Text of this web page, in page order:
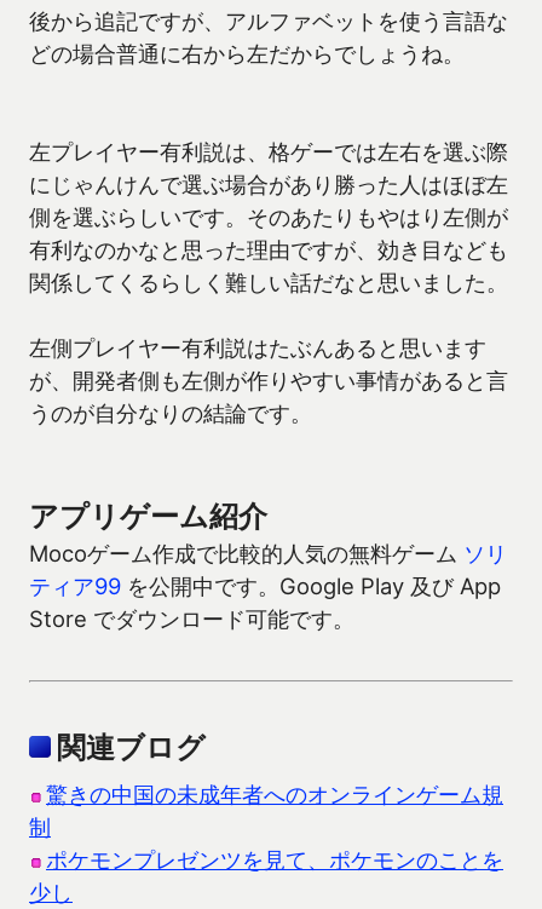
後から追記ですが、アルファベットを使う言語な
どの場合普通に右から左だからでしょうね。
左プレイヤー有利説は、格ゲーでは左右を選ぶ際
にじゃんけんで選ぶ場合があり勝った人はほぼ左
側を選ぶらしいです。そのあたりもやはり左側が
有利なのかなと思った理由ですが、効き目なども
関係してくるらしく難しい話だなと思いました。
左側プレイヤー有利説はたぶんあると思います
が、開発者側も左側が作りやすい事情があると言
うのが自分なりの結論です。
アプリゲーム紹介
Mocoゲーム作成で比較的人気の無料ゲーム ソリ
ティア99 を公開中です。Google Play 及び App
Store でダウンロード可能です。
関連ブログ
驚きの中国の未成年者へのオンラインゲーム規
制
ポケモンプレゼンツを見て、ポケモンのことを
少し